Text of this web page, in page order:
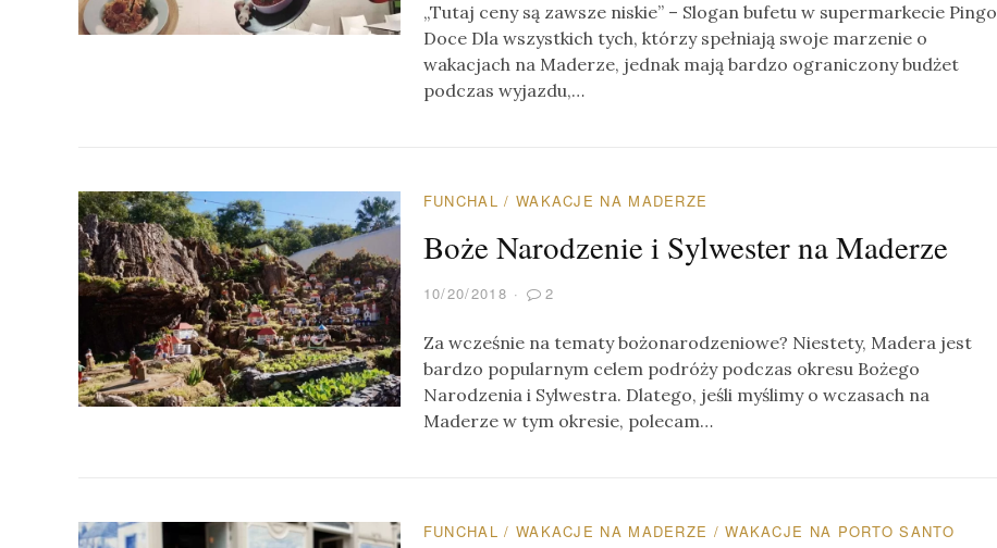
„Tutaj ceny są zawsze niskie” – Slogan bufetu w supermarkecie Pingo
Doce Dla wszystkich tych, którzy spełniają swoje marzenie o
wakacjach na Maderze, jednak mają bardzo ograniczony budżet
podczas wyjazdu,…
FUNCHAL / WAKACJE NA MADERZE
Boże Narodzenie i Sylwester na Maderze
10/20/2018 2
Za wcześnie na tematy bożonarodzeniowe? Niestety, Madera jest
bardzo popularnym celem podróży podczas okresu Bożego
Narodzenia i Sylwestra. Dlatego, jeśli myślimy o wczasach na
Maderze w tym okresie, polecam…
FUNCHAL / WAKACJE NA MADERZE /WAKACJE NA PORTO SANTO